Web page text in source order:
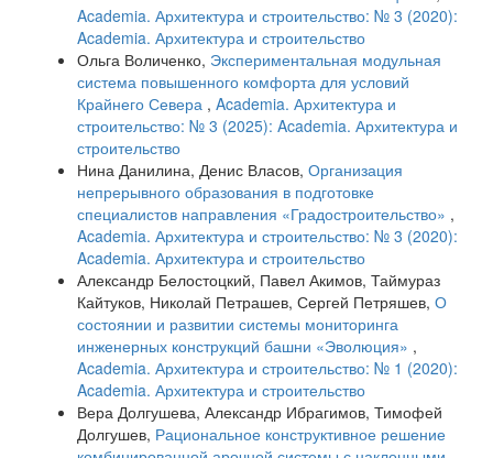
Academia. Архитектура и строительство: № 3 (2020):
Academia. Архитектура и строительство
Ольга Воличенко, Экспериментальная модульная
система повышенного комфорта для условий
Крайнего Севера , Academia. Архитектура и
строительство: № 3 (2025): Academia. Архитектура и
строительство
Нина Данилина, Денис Власов, Организация
непрерывного образования в подготовке
специалистов направления «Градостроительство» ,
Academia. Архитектура и строительство: № 3 (2020):
Academia. Архитектура и строительство
Александр Белостоцкий, Павел Акимов, Таймураз
Кайтуков, Николай Петрашев, Сергей Петряшев, О
состоянии и развитии системы мониторинга
инженерных конструкций башни «Эволюция» ,
Academia. Архитектура и строительство: № 1 (2020):
Academia. Архитектура и строительство
Вера Долгушева, Александр Ибрагимов, Тимофей
Долгушев, Рациональное конструктивное решение